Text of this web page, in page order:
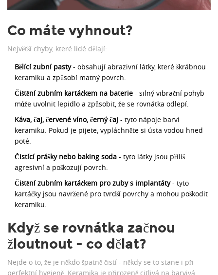
Co máte vyhnout?
Největší chyby, které lidé dělají:
Bělící zubní pasty- obsahují abrazivní látky, které škrábnou
keramiku a způsobí matný povrch.
Čištění zubním kartáčkem na baterie - silný vibrační pohyb
může uvolnit lepidlo a způsobit, že se rovnátka odlepí.
Káva, čaj, červené víno, černý čaj - tyto nápoje barví
keramiku. Pokud je pijete, vypláchněte si ústa vodou hned
poté.
Čistící prášky nebo baking soda - tyto látky jsou příliš
agresivní a poškozují povrch.
Čištění zubním kartáčkem pro zuby s implantáty- tyto
kartáčky jsou navržené pro tvrdší povrchy a mohou poškodit
keramiku.
Když se rovnátka začnou
žloutnout - co dělat?
Nejde o to, že je někdo špatně čistí - někdy se to stane i při
perfektní hygieně. Keramika je přirozeně citlivá na barvivá.